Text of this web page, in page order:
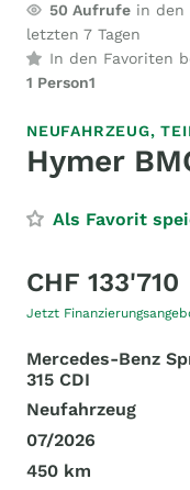
50 Aufrufe in den
letzten 7 Tagen
In den Favoriten
1 Person1
NEUFAHRZEUG,
Hymer
Als Favorit
CHF 133'710
Jetzt
Mercedes-Benz
315 CDI
Neufahrzeug
07/2026
450 km